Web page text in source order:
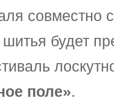
совместно
будет
поле».